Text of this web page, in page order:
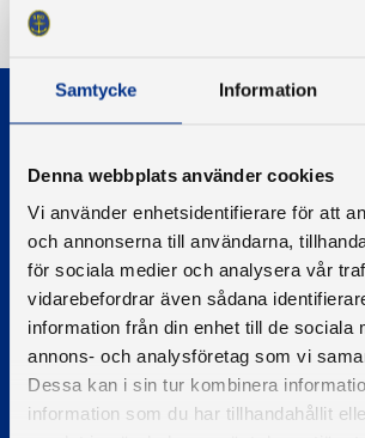
Samtycke Information
Denna webbplats använder cookies
Vi använder enhetsidentifierare för att
och annonserna till användarna,
för sociala medier och analysera vår
vidarebefordrar även sådana
information från din enhet till de sociala
annons- och analysföretag som vi
Dessa kan i sin tur kombinera
information som du har tillhandahållit
© 2026 - Svenska Båtunionen
Information om cookies
PIGMENT WEBBYRÅ
Kontakta oss
Telefon